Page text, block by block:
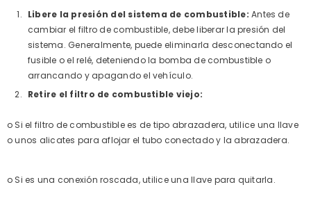
Libere la presión del sistema de combustible: Antes de
cambiar el filtro de combustible, debe liberar la presión del
sistema. Generalmente, puede eliminarla desconectando el
fusible o el relé, deteniendo la bomba de combustible o
arrancando y apagando el vehículo.
Retire el filtro de combustible viejo:
o Si el filtro de combustible es de tipo abrazadera, utilice una llave
o unos alicates para aflojar el tubo conectado y la abrazadera.
o Si es una conexión roscada, utilice una llave para quitarla.